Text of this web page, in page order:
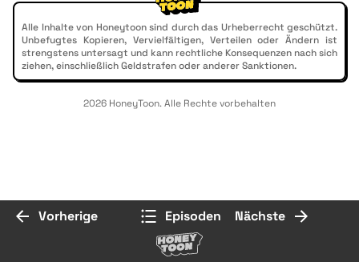
Alle Inhalte von Honeytoon sind durch das Urheberrecht geschützt.
Unbefugtes Kopieren, Vervielfältigen, Verteilen oder Ändern ist
strengstens untersagt und kann rechtliche Konsequenzen nach sich
ziehen, einschließlich Geldstrafen oder anderer Sanktionen.
2026 HoneyToon. Alle Rechte vorbehalten
Vorherige Episoden Nächste